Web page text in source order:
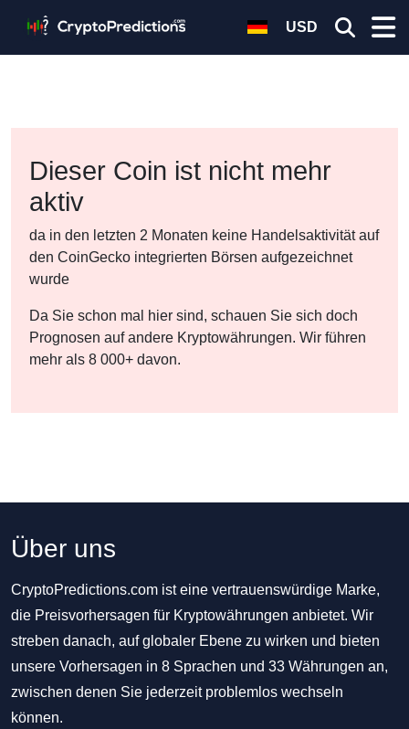
USD
Dieser Coin ist nicht mehr
aktiv
da in den letzten 2 Monaten keine Handelsaktivität auf
den CoinGecko integrierten Börsen aufgezeichnet
wurde
Da Sie schon mal hier sind, schauen Sie sich doch
Prognosen auf andere Kryptowährungen. Wir führen
mehr als 8 000+ davon.
Über uns
CryptoPredictions.com ist eine vertrauenswürdige Marke,
die Preisvorhersagen für Kryptowährungen anbietet. Wir
streben danach, auf globaler Ebene zu wirken und bieten
unsere Vorhersagen in 8 Sprachen und 33 Währungen an,
zwischen denen Sie jederzeit problemlos wechseln
können.